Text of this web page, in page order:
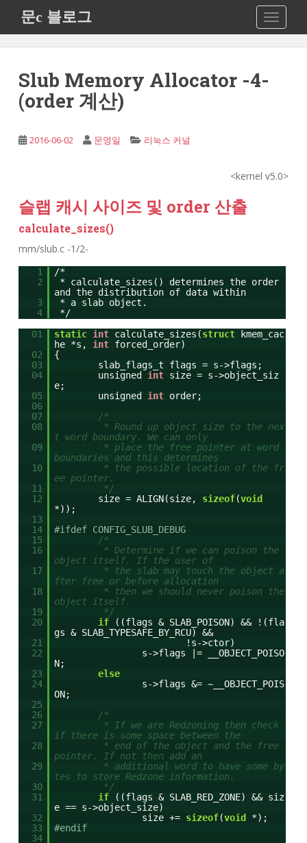
i
문c 블로그
Slub Memory Allocator -4-
(order 계산)
2016-06-02 문영일 리눅스 커널
<kernel v5.0>
슬랩 캐시 사이즈 및 order 산출
calculate_sizes()
mm/slub.c -1/2-
1
/*
2
* calculate_sizes() determines the order
and the distribution of data within
3
* a slab object.
4
*/
01
static int calculate_sizes(struct
kmem_cac
he *s, int forced_order)
02
{
03
slab_flags_t flags = s->flags;
04
unsigned int size = s->object_siz
e;
05
unsigned int order;
06
07
/*
08
* Round up object size to the nex
t word boundary. We can only
09
* place the free pointer at word
boundaries and this determines
10
* the possible location of the fr
ee pointer.
11
*/
12
size = ALIGN(size, sizeof(void
*));
13
14
#ifdef CONFIG_SLUB_DEBUG
15
/*
16
* Determine if we can poison the
object itself. If the user of
17
* the slab may touch the object a
fter free or before allocation
18
* then we should never poison the
object itself.
19
*/
20
if
((flags & SLAB_POISON) && !(fla
gs & SLAB_TYPESAFE_BY_RCU) &&
21
!s->ctor)
22
s->flags |= __OBJECT_POISO
N;
23
else
24
s->flags &= ~__OBJECT_POIS
ON;
25
26
/*
27
* If we are Redzoning then check
if there is some space between the
28
* end of the object and the free
pointer. If not then add an
29
* additional word to have some by
tes to store Redzone information.
30
*/
31
if
((flags & SLAB_RED_ZONE) && siz
e == s->object_size)
32
size += sizeof(void
*);
33
#endif
34